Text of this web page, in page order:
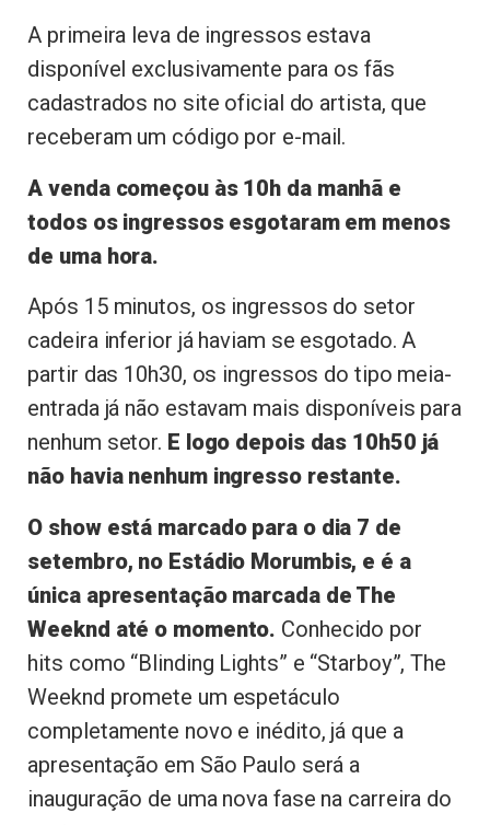
A primeira leva de ingressos estava
disponível exclusivamente para os fãs
cadastrados no site oficial do artista, que
receberam um código por e-mail.
A venda começou às 10h da manhã e
todos os ingressos esgotaram em menos
de uma hora.
Após 15 minutos, os ingressos do setor
cadeira inferior já haviam se esgotado. A
partir das 10h30, os ingressos do tipo meia-
entrada já não estavam mais disponíveis para
nenhum setor. E logo depois das 10h50 já
não havia nenhum ingresso restante.
O show está marcado para o dia 7 de
setembro, no Estádio Morumbis, e é a
única apresentação marcada de The
Weeknd até o momento. Conhecido por
hits como “Blinding Lights” e “Starboy”, The
Weeknd promete um espetáculo
completamente novo e inédito, já que a
apresentação em São Paulo será a
inauguração de uma nova fase na carreira do